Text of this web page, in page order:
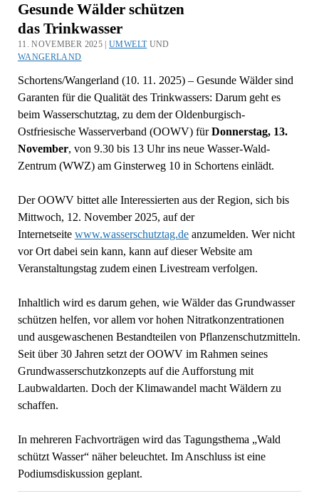
Gesunde Wälder schützen
das Trinkwasser
11. NOVEMBER 2025 |UMWELTUND
WANGERLAND
Schortens/Wangerland (10. 11. 2025) – Gesunde Wälder sind
Garanten für die Qualität des Trinkwassers: Darum geht es
beim Wasserschutztag, zu dem der Oldenburgisch-
Ostfriesische Wasserverband (OOWV) fürDonnerstag, 13.
November, von 9.30 bis 13 Uhr ins neue Wasser-Wald-
Zentrum (WWZ) am Ginsterweg 10 in Schortens einlädt.
Der OOWV bittet alle Interessierten aus der Region, sich bis
Mittwoch, 12. November 2025, auf der
Internetseite www.wasserschutztag.deanzumelden. Wer nicht
vor Ort dabei sein kann, kann auf dieser Website am
Veranstaltungstag zudem einen Livestream verfolgen.
Inhaltlich wird es darum gehen, wie Wälder das Grundwasser
schützen helfen, vor allem vor hohen Nitratkonzentrationen
und ausgewaschenen Bestandteilen von Pflanzenschutzmitteln.
Seit über 30 Jahren setzt der OOWV im Rahmen seines
Grundwasserschutzkonzepts auf die Aufforstung mit
Laubwaldarten. Doch der Klimawandel macht Wäldern zu
schaffen.
In mehreren Fachvorträgen wird das Tagungsthema „Wald
schützt Wasser“ näher beleuchtet. Im Anschluss ist eine
Podiumsdiskussion geplant.